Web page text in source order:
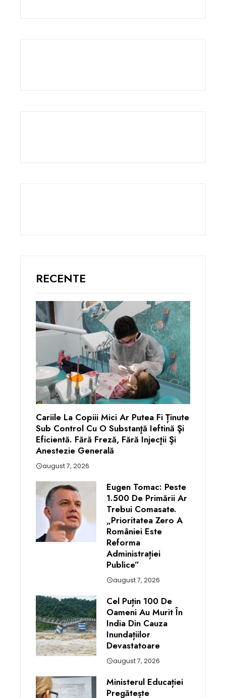
RECENTE
Cariile La Copiii Mici Ar Putea Fi Ținute
Sub Control Cu O Substanţă Ieftină Şi
Eficientă. Fără Freză, Fără Injecţii Şi
Anestezie Generală
august 7, 2026
Eugen Tomac: Peste
1.500 De Primării Ar
Trebui Comasate.
„Prioritatea Zero A
României Este
Reforma
Administrației
Publice”
august 7, 2026
Cel Puțin 100 De
Oameni Au Murit În
India Din Cauza
Inundațiilor
Devastatoare
august 7, 2026
Ministerul Educației
Pregătește